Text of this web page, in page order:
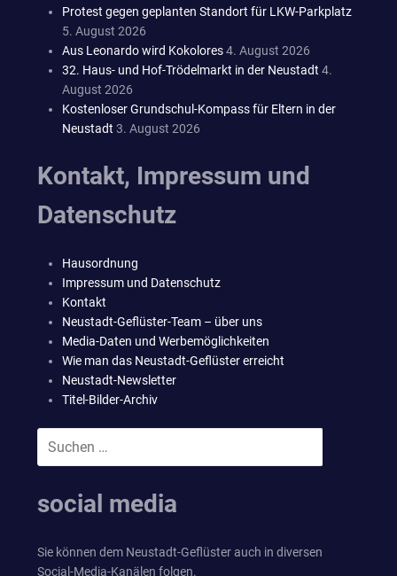
Protest gegen geplanten Standort für LKW-Parkplatz
5. August 2026
Aus Leonardo wird Kokolores4. August 2026
32. Haus- und Hof-Trödelmarkt in der Neustadt 4.
August 2026
Kostenloser Grundschul-Kompass für Eltern in der
Neustadt 3. August 2026
Kontakt, Impressum und
Datenschutz
Hausordnung
Impressum und Datenschutz
Kontakt
Neustadt-Geflüster-Team – über uns
Media-Daten und Werbemöglichkeiten
Wie man das Neustadt-Geflüster erreicht
Neustadt-Newsletter
Titel-Bilder-Archiv
nach:
social media
Sie können dem Neustadt-Geflüster auch in diversen
Social-Media-Kanälen folgen.